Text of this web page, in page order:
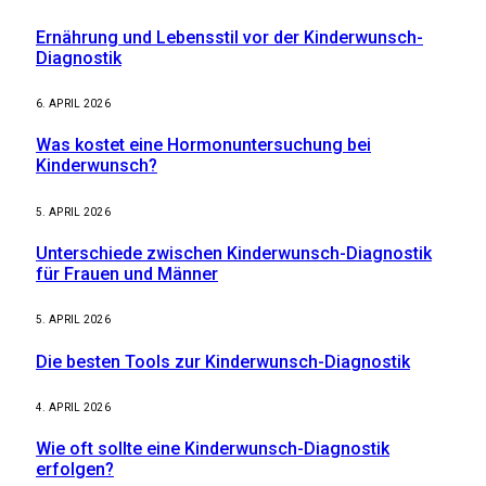
Ernährung und Lebensstil vor der Kinderwunsch-
Diagnostik
6. APRIL 2026
Was kostet eine Hormonuntersuchung bei
Kinderwunsch?
5. APRIL 2026
Unterschiede zwischen Kinderwunsch-Diagnostik
für Frauen und Männer
5. APRIL 2026
Die besten Tools zur Kinderwunsch-Diagnostik
4. APRIL 2026
Wie oft sollte eine Kinderwunsch-Diagnostik
erfolgen?